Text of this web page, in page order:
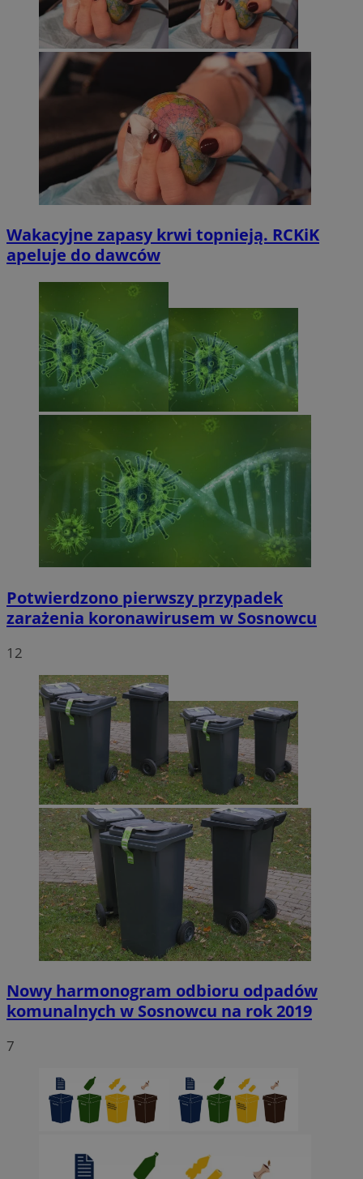
Wakacyjne zapasy krwi topnieją. RCKiK
apeluje do dawców
Potwierdzono pierwszy przypadek
zarażenia koronawirusem w Sosnowcu
12
Nowy harmonogram odbioru odpadów
komunalnych w Sosnowcu na rok 2019
7